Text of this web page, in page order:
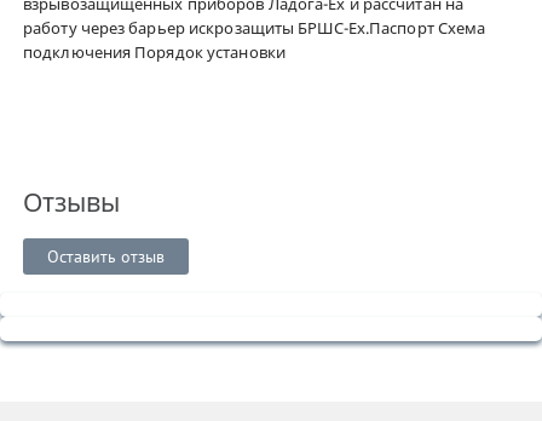
работу через барьер искрозащиты БРШС-Ex.Паспорт Схема
подключения Порядок установки
Отзывы
Оставить отзыв